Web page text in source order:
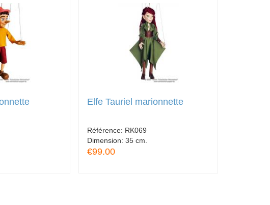
Elfe Tauriel marionnette
Référence: RK069
Dimension: 35 cm.
€99.00